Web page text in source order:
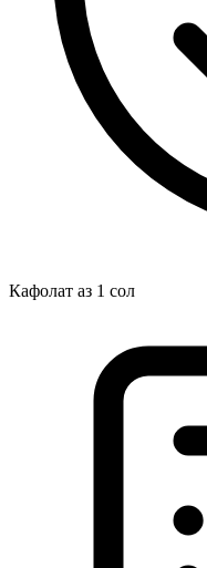
Кафолат аз 1 сол